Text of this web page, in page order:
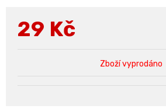
29 Kč
Zboží vyprodáno